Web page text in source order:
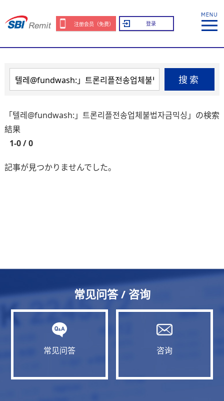
注册会员（免费） 登录
搜索
「텔레@fundwash:」트론리플전송업체불법자금믹싱」の検索
結果
1-0 / 0
記事が見つかりませんでした。
常见问答 / 咨询
常见问答 咨询